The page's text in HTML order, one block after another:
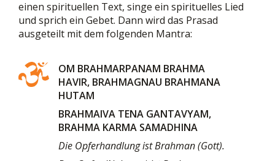
einen spirituellen Text, singe ein spirituelles Lied
und sprich ein Gebet. Dann wird das Prasad
ausgeteilt mit dem folgenden Mantra:
OM BRAHMARPANAM BRAHMA
HAVIR, BRAHMAGNAU BRAHMANA
HUTAM
BRAHMAIVA TENA GANTAVYAM,
BRAHMA KARMA SAMADHINA
Die Opferhandlung ist Brahman (Gott).